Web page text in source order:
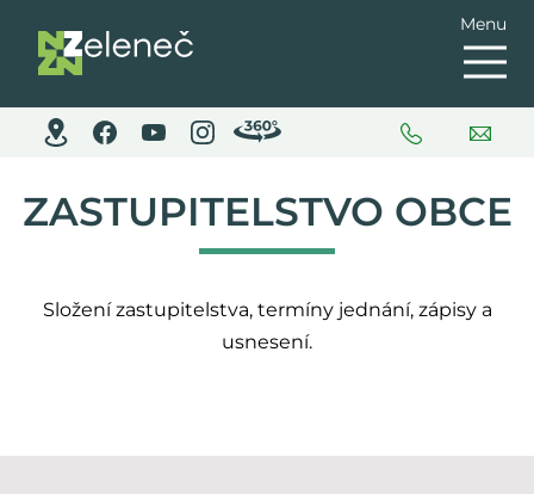
Menu
ZASTUPITELSTVO OBCE
Složení zastupitelstva, termíny jednání, zápisy a
usnesení.